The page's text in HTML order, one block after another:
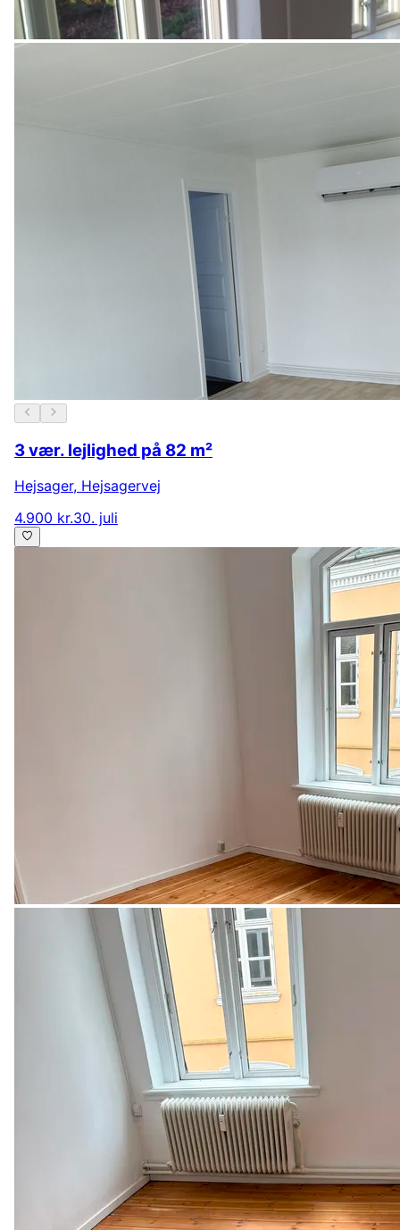
3 vær. lejlighed på 82 m²
Hejsager, Hejsagervej
4.900 kr.30. juli